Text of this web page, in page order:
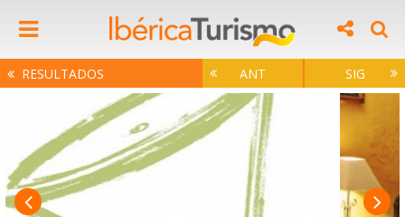
RESULTADOS ANT SIG